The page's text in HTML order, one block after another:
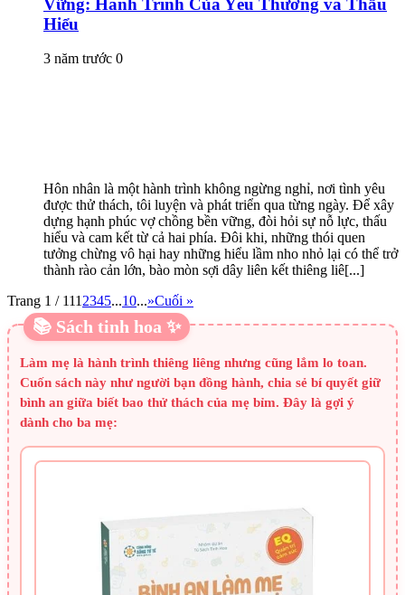
Vững: Hành Trình Của Yêu Thương và Thấu
Hiểu
3 năm trước 0
Hôn nhân là một hành trình không ngừng nghỉ, nơi tình yêu
được thử thách, tôi luyện và phát triển qua từng ngày. Để xây
dựng hạnh phúc vợ chồng bền vững, đòi hỏi sự nỗ lực, thấu
hiểu và cam kết từ cả hai phía. Đôi khi, những thói quen
tưởng chừng vô hại hay những hiểu lầm nho nhỏ lại có thể trở
thành rào cản lớn, bào mòn sợi dây liên kết thiêng liê[...]
Trang 1 / 1112345...10...»Cuối »
📚 Sách tinh hoa ✨
Làm mẹ là hành trình thiêng liêng nhưng cũng lắm lo toan.
Cuốn sách này như người bạn đồng hành, chia sẻ bí quyết giữ
bình an giữa biết bao thử thách của mẹ bỉm. Đây là gợi ý
dành cho ba mẹ: